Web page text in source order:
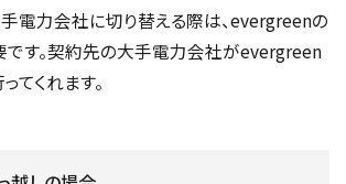
電力会社に切り替える際は、evergreenの
す。契約先の大手電力会社がevergreen
てくれます。